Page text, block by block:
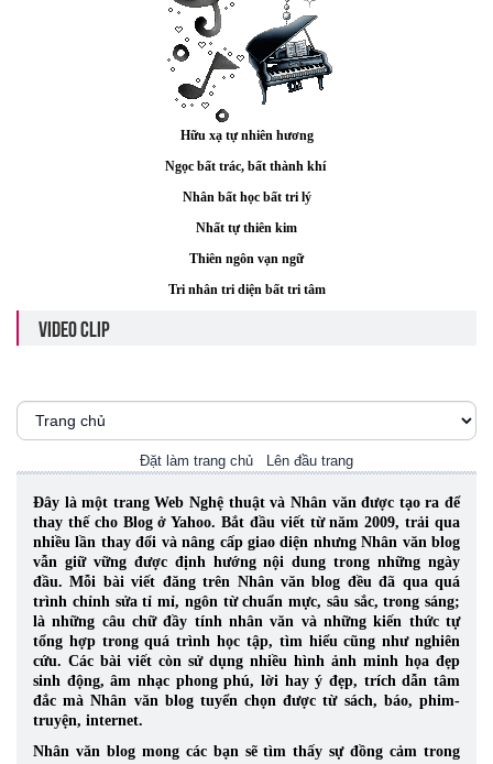
Hữu xạ tự nhiên hương
Ngọc bất trác, bất thành khí
Nhân bất học bất tri lý
Nhất tự thiên kim
Thiên ngôn vạn ngữ
Tri nhân tri diện bất tri tâm
VIDEO CLIP
Đặt làm trang chủ Lên đầu trang
Đây là một trang Web Nghệ thuật và Nhân văn được tạo ra để
thay thế cho Blog ở Yahoo. Bắt đầu viết từ năm 2009, trải qua
nhiều lần thay đổi và nâng cấp giao diện nhưng Nhân văn blog
vẫn giữ vững được định hướng nội dung trong những ngày
đầu. Mỗi bài viết đăng trên Nhân văn blog đều đã qua quá
trình chỉnh sửa tỉ mỉ, ngôn từ chuẩn mực, sâu sắc, trong sáng;
là những câu chữ đầy tính nhân văn và những kiến thức tự
tổng hợp trong quá trình học tập, tìm hiểu cũng như nghiên
cứu. Các bài viết còn sử dụng nhiều hình ảnh minh họa đẹp
sinh động, âm nhạc phong phú, lời hay ý đẹp, trích dẫn tâm
đắc mà Nhân văn blog tuyển chọn được từ sách, báo, phim-
truyện, internet.
Nhân văn blog mong các bạn sẽ tìm thấy sự đồng cảm trong